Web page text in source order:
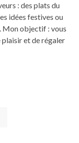
: des plats du
idées festives ou
Mon objectif : vous
plaisir et de régaler